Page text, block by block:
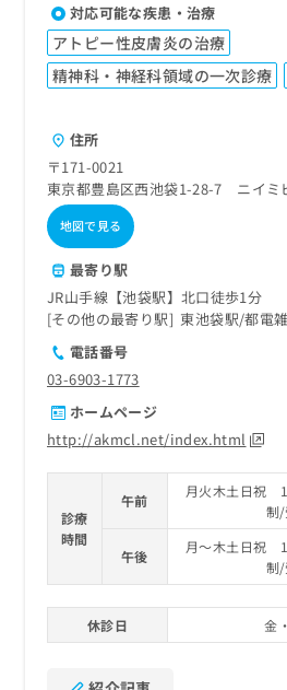
対応可能な疾患・治療
アトピー性皮膚炎の治療
精神科・神経科領域の一次診療
住所
〒171-0021
東京都豊島区西池袋1-28-7 ニイミ
地図で見る
最寄り駅
JR山手線【池袋駅】北口徒歩1分
その他の最寄り駅
東池袋駅 都電
電話番号
03-6903-1773
ホームページ
http://akmcl.net/index.html
診療
時間
午前
月火木土日祝
制/
午後
月～木土日祝
制/
休診日 金